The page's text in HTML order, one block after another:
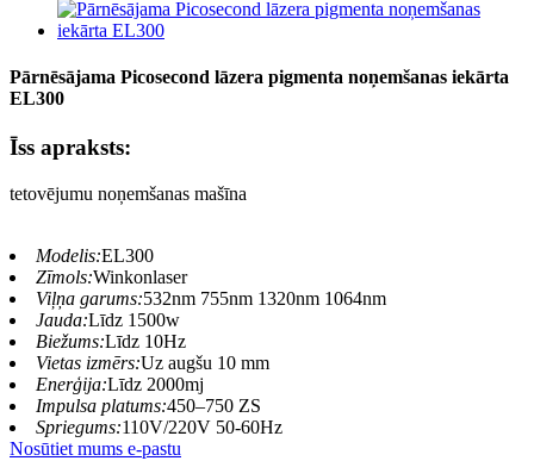
Pārnēsājama Picosecond lāzera pigmenta noņemšanas iekārta
EL300
Īss apraksts:
tetovējumu noņemšanas mašīna
Modelis:EL300
Zīmols:Winkonlaser
Viļņa garums:532nm 755nm 1320nm 1064nm
Jauda:Līdz 1500w
Biežums:Līdz 10Hz
Vietas izmērs:Uz augšu 10 mm
Enerģija:Līdz 2000mj
Impulsa platums:450–750 ZS
Spriegums:110V/220V 50-60Hz
Nosūtiet mums e-pastu